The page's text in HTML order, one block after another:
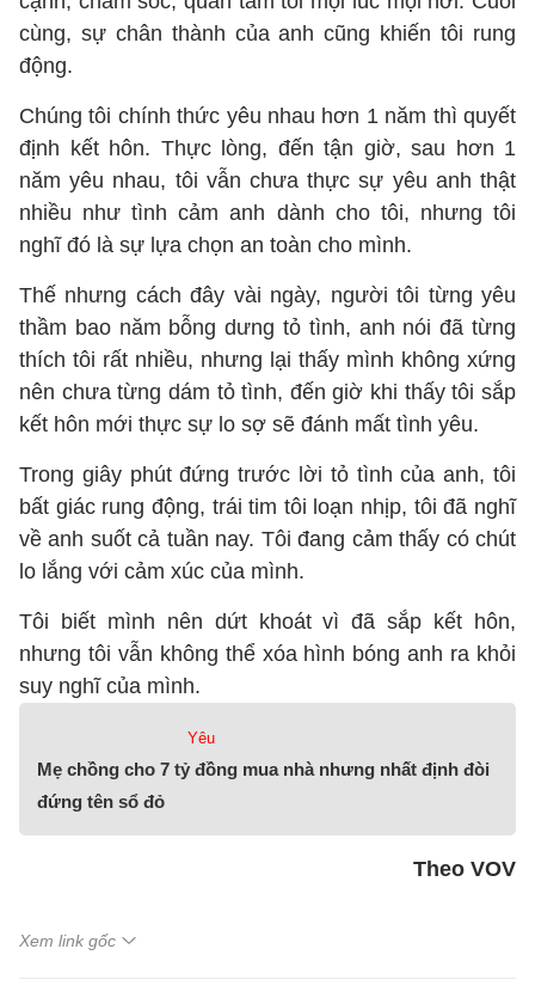
cùng, sự chân thành của anh cũng khiến tôi rung
động.
Chúng tôi chính thức yêu nhau hơn 1 năm thì quyết
định kết hôn. Thực lòng, đến tận giờ, sau hơn 1
năm yêu nhau, tôi vẫn chưa thực sự yêu anh thật
nhiều như tình cảm anh dành cho tôi, nhưng tôi
nghĩ đó là sự lựa chọn an toàn cho mình.
Thế nhưng cách đây vài ngày, người tôi từng yêu
thầm bao năm bỗng dưng tỏ tình, anh nói đã từng
thích tôi rất nhiều, nhưng lại thấy mình không xứng
nên chưa từng dám tỏ tình, đến giờ khi thấy tôi sắp
kết hôn mới thực sự lo sợ sẽ đánh mất tình yêu.
Trong giây phút đứng trước lời tỏ tình của anh, tôi
bất giác rung động, trái tim tôi loạn nhịp, tôi đã nghĩ
về anh suốt cả tuần nay. Tôi đang cảm thấy có chút
lo lắng với cảm xúc của mình.
Tôi biết mình nên dứt khoát vì đã sắp kết hôn,
nhưng tôi vẫn không thể xóa hình bóng anh ra khỏi
suy nghĩ của mình.
Yêu
Mẹ chồng cho 7 tỷ đồng mua nhà nhưng nhất định đòi
đứng tên sổ đỏ
Theo VOV
Xem link gốc